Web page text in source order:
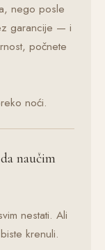
nego posle
garancije — i
počnete
noći.
naučim
nestati. Ali
krenuli.